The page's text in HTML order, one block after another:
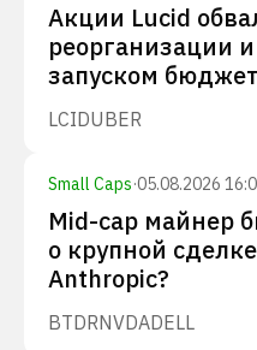
Акции Lucid
реорганизации
запуском
LCIDUBER
Small Caps·05.08.2026
Mid-cap майнер
о крупной
Anthropic?
BTDRNVDADELL